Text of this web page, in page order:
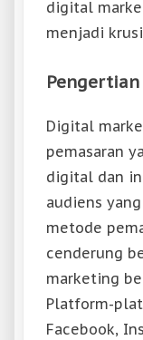
digital
menjadi
Digital
pemasaran
digital dan
audiens
metode
cenderung
marketing
Platform-
Facebook,